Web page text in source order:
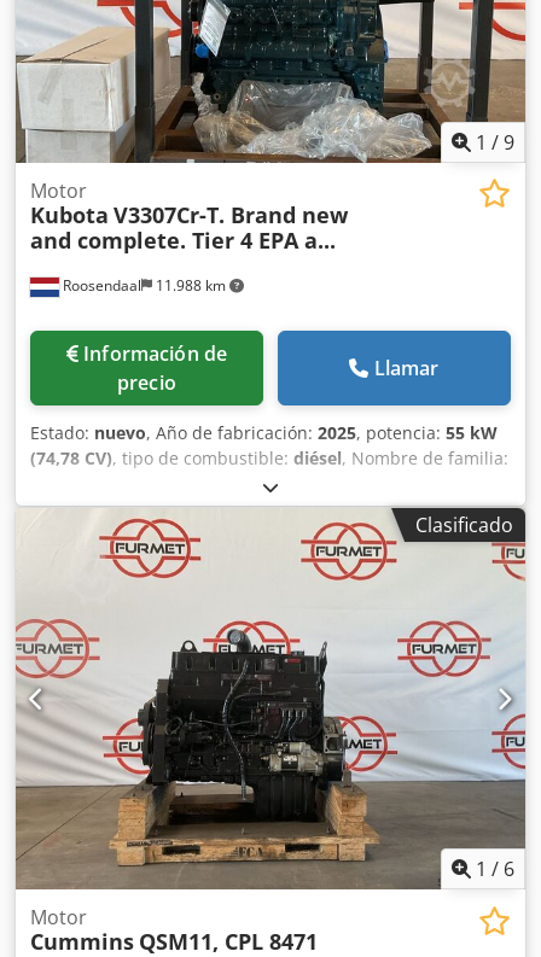
1 /9
Roosendaal 11.988 km
Motor
Kubota V3307Cr-T. Brand new
and complete. Tier 4 EPA a...
Información de
precio
Llamar
Estado: nuevo, Año de fabricación: 2025, potencia: 55 kW
(74,78 CV), tipo de combustible: diésel, Nombre de familia:
PKBXL03.3E1D Peso aproximado en kg: 354 kg Chodpsy
Anakofx Aa Tja Dimensiones LxAnxAl: 100 x 80 x 110 cm
Clasificado
1 / 6
Motor
Cummins QSM11, CPL 8471